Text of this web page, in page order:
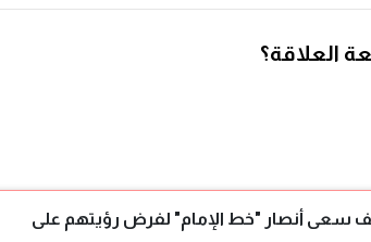
العلاقة؟
كيف سعى أنصار "خط الإمام" لفرض رؤيتهم على